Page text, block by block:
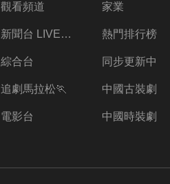
觀看頻道
新聞台 LIVE 直播
綜合台
追劇馬拉松🏃
電影台
家業
熱門排行榜
同步更新中
中國古裝劇
中國時裝劇